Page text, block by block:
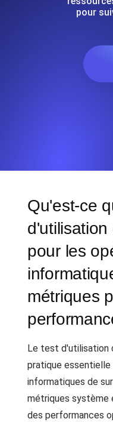
pour
Qu'est-ce
pour les
métriques
Le test d'utilisation
pratique essentielle
informatiques de
métriques système
des performances